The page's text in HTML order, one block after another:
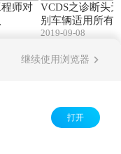
师对
VCDS之诊断头
别车辆适用所有
2019-09-08
继续使用浏览器
打开